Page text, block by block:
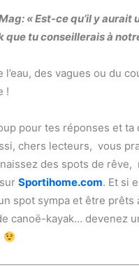
« Est-ce qu’il y aurait
que tu conseillerais à
l’eau, des vagues ou du
!
pour tes réponses et ta
chers lecteurs, vous
des spots de rêve,
Sportihome.com. Et si
spot sympa et être prêts
canoë-kayak… devenez